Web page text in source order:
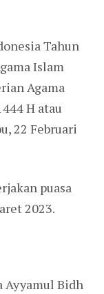
Tahun
Islam
Agama
H atau
22 Februari
puasa
2023.
Ayyamul Bidh